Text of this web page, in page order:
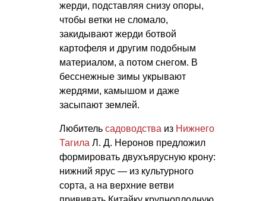
жерди, подставляя снизу опоры,
чтобы ветки не сломало,
закидывают жерди ботвой
картофеля и другим подобным
материалом, а потом снегом. В
бесснежные зимы укрывают
жердями, камышом и даже
засыпают землей.
Любитель садоводства из Нижнего
Тагила Л. Д. Неронов предложил
формировать двухъярусную крону:
нижний ярус — из культурного
сорта, а на верхние ветви